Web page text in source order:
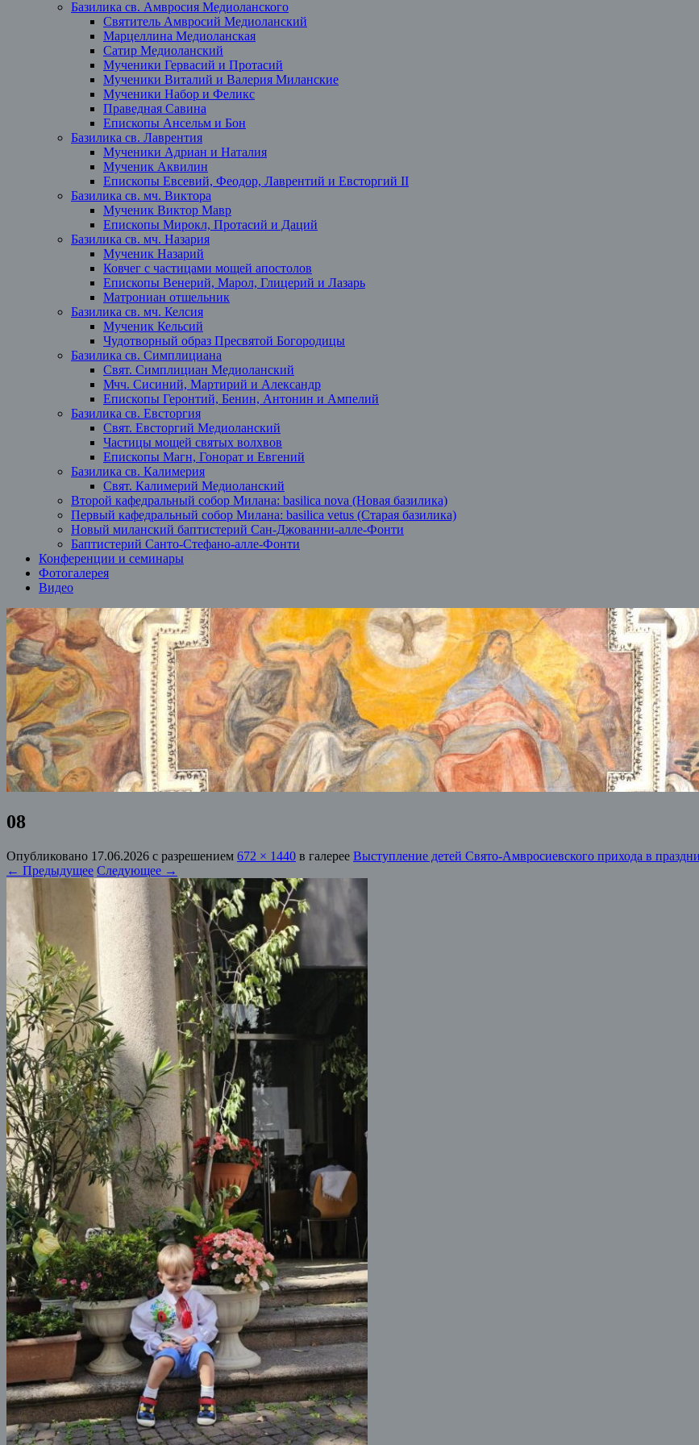
Базилика св. Амвросия Медиоланского
Святитель Амвросий Медиоланский
Марцеллина Медиоланская
Сатир Медиоланский
Мученики Гервасий и Протасий
Мученики Виталий и Валерия Миланские
Мученики Набор и Феликс
Праведная Савина
Епископы Ансельм и Бон
Базилика св. Лаврентия
Мученики Адриан и Наталия
Мученик Аквилин
Епископы Евсевий, Феодор, Лаврентий и Евсторгий II
Базилика св. мч. Виктора
Мученик Виктор Мавр
Епископы Мирокл, Протасий и Даций
Базилика св. мч. Назария
Мученик Назарий
Ковчег с частицами мощей апостолов
Епископы Венерий, Марол, Глицерий и Лазарь
Матрониан отшельник
Базилика св. мч. Келсия
Мученик Кельсий
Чудотворный образ Пресвятой Богородицы
Базилика св. Симплициана
Свят. Симплициан Медиоланский
Мчч. Сисиний, Мартирий и Александр
Епископы Геронтий, Бенин, Антонин и Ампелий
Базилика св. Евсторгия
Свят. Евсторгий Медиоланский
Частицы мощей святых волхвов
Епископы Магн, Гонорат и Евгений
Базилика св. Калимерия
Свят. Калимерий Медиоланский
Второй кафедральный собор Милана: basilica nova (Новая базилика)
Первый кафедральный собор Милана: basilica vetus (Старая базилика)
Новый миланский баптистерий Сан-Джованни-алле-Фонти
Баптистерий Санто-Стефано-алле-Фонти
Конференции и семинары
Фотогалерея
Видео
08
Опубликовано 17.06.2026 с разрешением 672 × 1440 в галерее Выступление детей Свято-Амвросиевского прихода в
← Предыдущее Следующее →